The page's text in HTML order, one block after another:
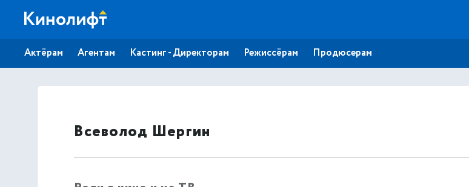
Актёрам Агентам Кастинг - Директорам Режиссёрам Продюсерам
Всеволод Шергин